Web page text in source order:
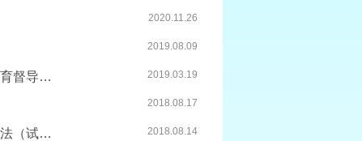
2020.11.26
2019.08.09
关于聘任第七届上海市督学（第一批）、第七届上海市特约教育督导员、... 2019.03.19
2018.08.17
上海市人民政府教育督导室关于印发《上海市督学聘任实施办法（试行）... 2018.08.14